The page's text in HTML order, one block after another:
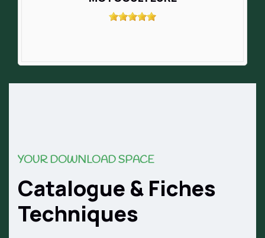
YOUR DOWNLOAD SPACE
Catalogue & Fiches
Techniques